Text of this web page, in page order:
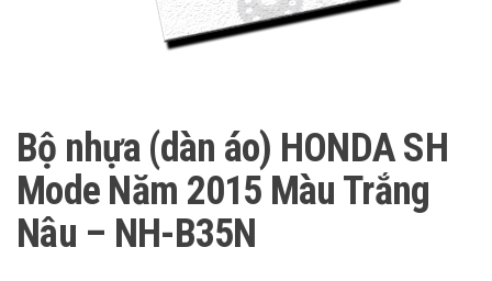
Bộ nhựa (dàn áo) HONDA SH
Mode Năm 2015 Màu Trắng
Nâu – NH-B35N